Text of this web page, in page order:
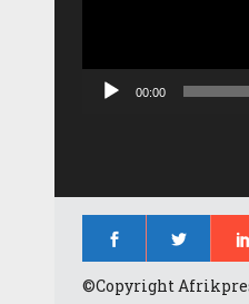
00:00
©Copyright